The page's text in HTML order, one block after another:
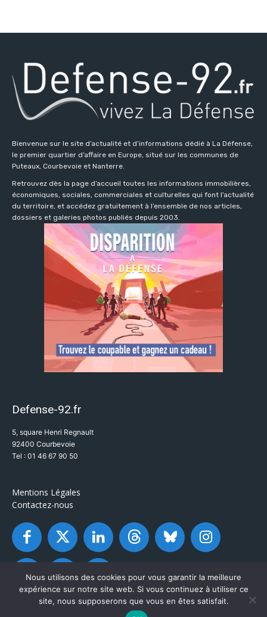
Bienvenue sur le site d’actualité et d’informations dédié à La Défense,
le premier quartier d’affaire en Europe, situé sur les communes de
Puteaux, Courbevoie et Nanterre.
Retrouvez dès la page d’accueil toutes les informations immobilières,
économiques, sociales, commerciales et culturelles qui font l’actualité
du territoire, et accédez gratuitement à l’ensemble de nos articles,
dossiers et galeries photos publiés depuis 2003.
Defense-92.fr
5, square Henri Regnault
92400 Courbevoie
Tel : 01 46 67 90 50
Mentions Légales
Contactez-nous
Nous utilisons des cookies pour vous garantir la meilleure
expérience sur notre site web. Si vous continuez à utiliser ce
site, nous supposerons que vous en êtes satisfait.